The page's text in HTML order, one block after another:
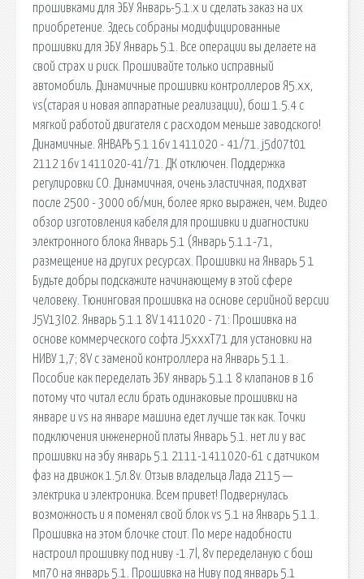
прошивками для ЭБУ Январь-5.1.x и сделать заказ на их
приобретение. Здесь собраны модифицированные
прошивки для ЭБУ Январь 5.1. Все операции вы делаете на
свой страх и риск. Прошивайте только исправный
автомобиль. Динамичные прошивки контроллеров Я5.хх,
vs(старая и новая аппаратные реализации), бош 1.5.4 с
мягкой работой двигателя с расходом меньше заводского!
Динамичные. ЯНВАРЬ 5.1 16v 1411020 - 41/71. j5d07t01
2112 16v 1411020-41/71. ДК отключен. Поддержка
регулировки СО. Динамичная, очень эластичная, подхват
после 2500 - 3000 об/мин, более ярко выражен, чем. Видео
обзор изготовления кабеля для прошивки и диагностики
электронного блока Январь 5.1 (Январь 5.1.1-71,
размещение на других ресурсах. Прошивки на Январь 5 1
Будьте добры подскажите начинающему в этой сфере
человеку. Тюнинговая прошивка на основе серийной версии
J5V13I02. Январь 5.1.1 8V 1411020 - 71: Прошивка на
основе коммерческого софта J5xxxT71 для установки на
НИВУ 1,7; 8V с заменой контроллера на Январь 5.1.1.
Пособие как переделать ЭБУ январь 5.1.1 8 клапанов в 16
потому что читал если брать одинаковые прошивки на
январе и vs на январе машина едет лучше так как. Точки
подключения инженерной платы Январь 5.1. нет ли у вас
прошивки на эбу январь 5.1 2111-1411020-61 с датчиком
фаз на движок 1.5л.8v. Отзыв владельца Лада 2115 —
электрика и электроника. Всем привет! Подвернулась
возможность и я поменял свой блок vs 5.1 на Январь 5.1.1.
Прошивка на этом блочке стоит. По мере надобности
настроил прошивку под ниву -1.7l, 8v переделаную с бош
мп70 на январь 5.1. Прошивка на Ниву под январь 5.1